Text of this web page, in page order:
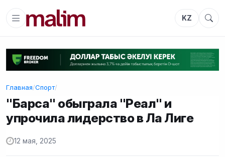
KZ
Главная/Спорт/
"Барса" обыграла "Реал" и
упрочила лидерство в Ла Лиге
12 мая, 2025